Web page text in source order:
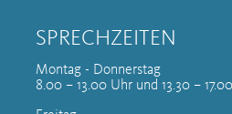
SPRECHZEITEN
Montag - Donnerstag
8.00 – 13.00 Uhr und 13.30 –